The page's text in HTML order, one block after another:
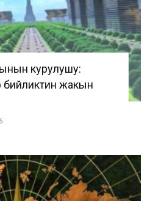
курулушу:
жакын